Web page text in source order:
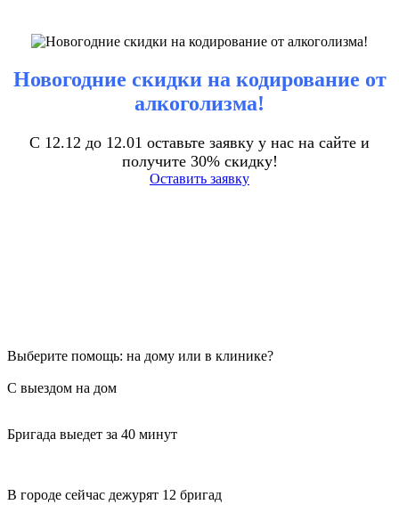
Новогодние скидки на кодирование от
алкоголизма!
С 12.12 до 12.01 оставьте заявку у нас на сайте и
получите 30% скидку!
Оставить заявку
Выберите помощь: на дому или в клинике?
С выездом на дом
Бригада выедет за 40 минут
В городе сейчас дежурят 12 бригад